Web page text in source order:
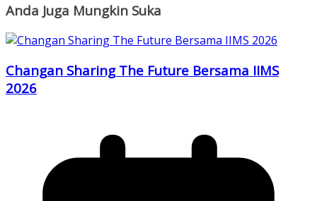
Anda Juga Mungkin Suka
Changan Sharing The Future Bersama IIMS
2026